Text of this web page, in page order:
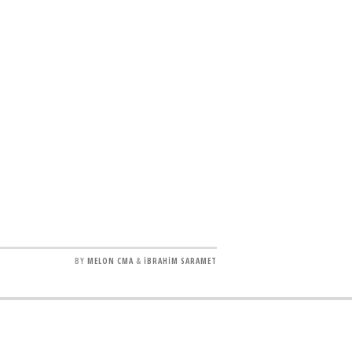
BY MELON CMA & İBRAHİM SARAMET